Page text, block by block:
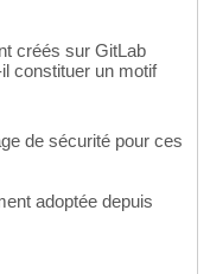
créés sur GitLab
constituer un motif
de sécurité pour ces
adoptée depuis